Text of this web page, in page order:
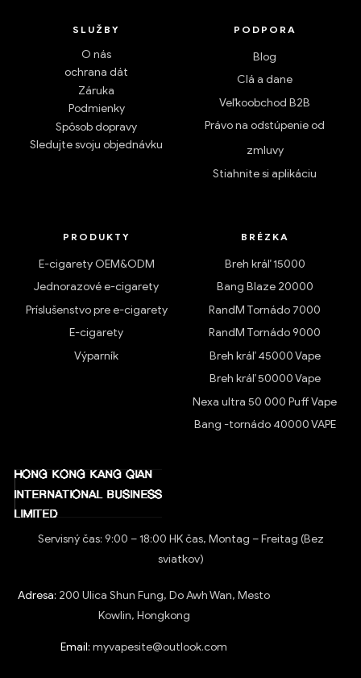
SLUŽBY
O nás
ochrana dát
Záruka
Podmienky
Spôsob dopravy
Sledujte svoju objednávku
PODPORA
Blog
Clá a dane
Veľkoobchod B2B
Právo na odstúpenie od
zmluvy
Stiahnite si aplikáciu
PRODUKTY
E-cigarety OEM&ODM
Jednorazové e-cigarety
Príslušenstvo pre e-cigarety
E-cigarety
Výparník
BRÉZKA
Breh kráľ 15000
Bang Blaze 20000
RandM Tornádo 7000
RandM Tornádo 9000
Breh kráľ 45000 Vape
Breh kráľ 50000 Vape
Nexa ultra 50 000 Puff Vape
Bang -tornádo 40000 VAPE
Servisný čas: 9:00 – 18:00 HK čas, Montag – Freitag (Bez
sviatkov)
Adresa: 200 Ulica Shun Fung, Do Awh Wan, Mesto
Kowlin, Hongkong
Email: myvapesite@outlook.com